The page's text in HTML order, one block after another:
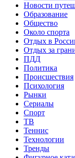
Новости
Образование
Общество
Около спорта
Отдых в
Отдых за
ПДД
Политика
Происшествия
Психология
Рынки
Сериалы
Спорт
ТВ
Теннис
Технологии
Тренды